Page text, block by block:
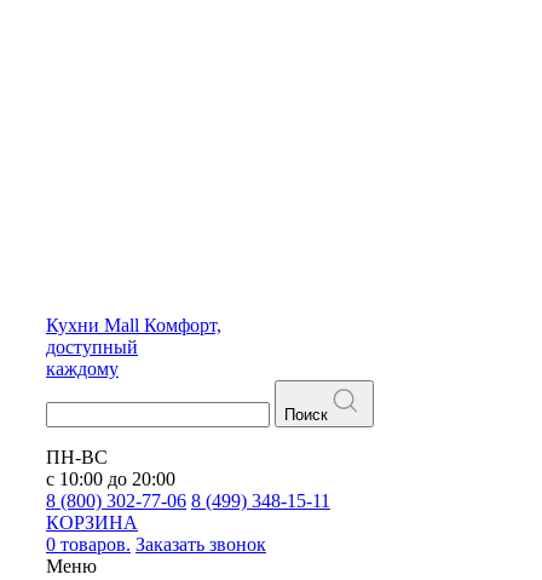
Кухни Mall Комфорт,
доступный
каждому
Поиск
ПН-ВС
с 10:00 до 20:00
8 (800) 302-77-06 8 (499) 348-15-11
КОРЗИНА
0 товаров. Заказать звонок
Меню